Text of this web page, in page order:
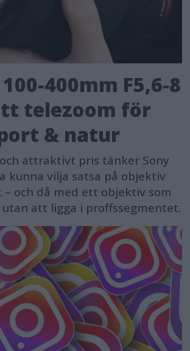
100-400mm F5,6-8
telezoom för
& natur
attraktivt pris tänker Sony
kunna vilja satsa på objektiv
– och då med ett objektiv som
att ligga i proffssegmentet.